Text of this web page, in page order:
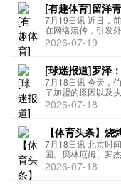
[有趣体育]留洋
了我价值观和选
7月19日讯 近日，
在网络流传，引发
文称，申思不仅教
长文内容如下我想
2026-07-19
[球迷报道]罗泽
精神面貌非常出
7月18日讯 今天，
了加盟的原因以及
见到你。我知道你
进训练中心，能和
2026-07-18
【体育头条】
祝他们季军战好
7月18日讯 北京时
国。贝林厄姆、罗
城的烧烤店Joe‘s
六名英格兰球员的照
2026-07-18